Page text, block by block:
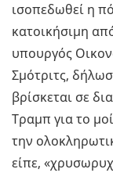
ισοπεδωθεί η
κατοικήσιμη
υπουργός
Σμότριτς,
βρίσκεται σε
Τραμπ για το
την
είπε,